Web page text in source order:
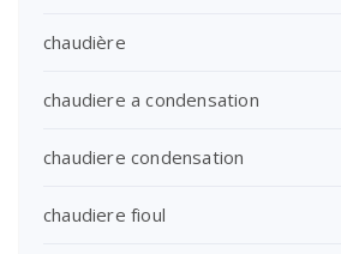
chaudière
chaudiere a condensation
chaudiere condensation
chaudiere fioul